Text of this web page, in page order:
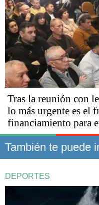
Tras la reunión con
lo más urgente es el
financiamiento para
También te puede
DEPORTES